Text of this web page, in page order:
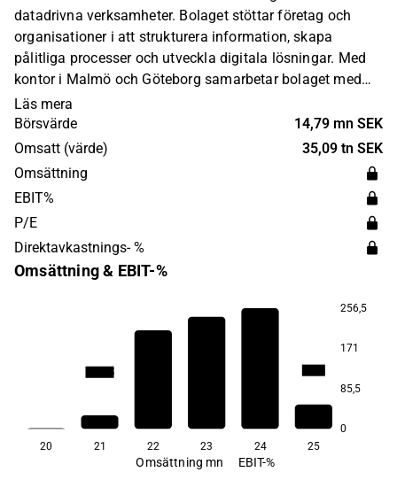
datadrivna verksamheter. Bolaget stöttar företag och
organisationer i att strukturera information, skapa
pålitliga processer och utveckla digitala lösningar. Med
kontor i Malmö och Göteborg samarbetar bolaget med
företag med målet att öka deras anpassningsförmåga,
utvecklingskraft och långsiktiga styrka.
Läs mera
Börsvärde
14,79 mn SEK
Omsatt (värde)
35,09 tn SEK
Omsättning
EBIT%
P/E
Direktavkastnings- %
Omsättning & EBIT-%
256,5
171
85,5
0
−122,5
20 21 22 23 24 25
Omsättning mn EBIT-%